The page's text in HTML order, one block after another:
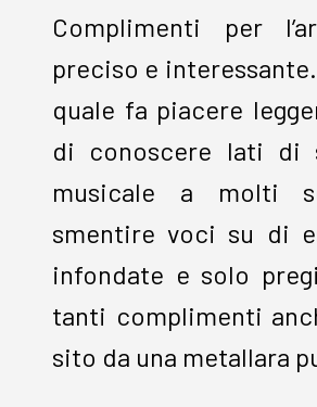
Complimenti per
preciso e interessante.
quale fa piacere
di conoscere lati di
musicale a molti
smentire voci su di
infondate e solo
tanti complimenti
sito da una metallara